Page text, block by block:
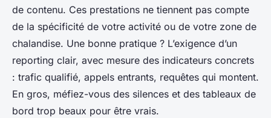
de contenu. Ces prestations ne tiennent pas compte
de la spécificité de votre activité ou de votre zone de
chalandise. Une bonne pratique ? L’exigence d’un
reporting clair, avec mesure des indicateurs concrets
: trafic qualifié, appels entrants, requêtes qui montent.
En gros, méfiez-vous des silences et des tableaux de
bord trop beaux pour être vrais.